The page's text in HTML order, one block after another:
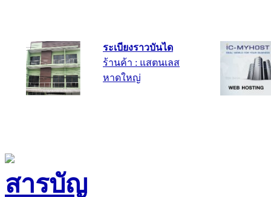
ร้านค้า : แสตนเลส
หาดใหญ่